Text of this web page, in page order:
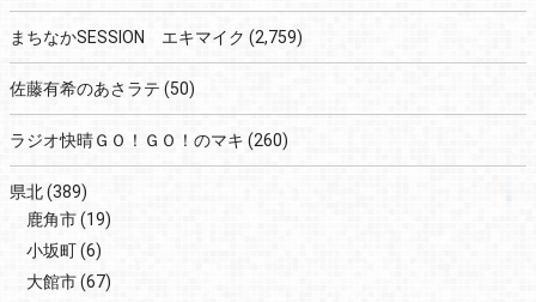
まちなかSESSION エキマイク (2,759)
佐藤有希のあさラテ (50)
ラジオ快晴ＧＯ！ＧＯ！のマキ (260)
県北(389)
鹿角市(19)
小坂町(6)
大館市(67)